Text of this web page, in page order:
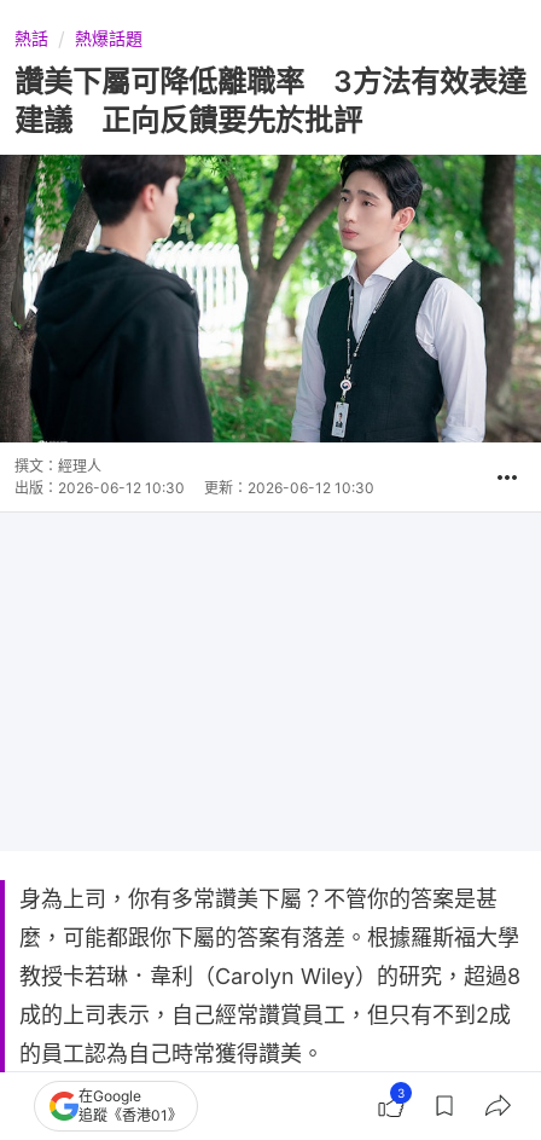
熱話 熱爆話題
讚美下屬可降低離職率 3方法有效表達
建議 正向反饋要先於批評
撰文： 經理人
出版： 2026-06-12 10:30 更新： 2026-06-12 10:30
身為上司，你有多常讚美下屬？不管你的答案是甚
麼，可能都跟你下屬的答案有落差。根據羅斯福大學
教授卡若琳．韋利（Carolyn Wiley）的研究，超過8
成的上司表示，自己經常讚賞員工，但只有不到2成
的員工認為自己時常獲得讚美。
《我想和你聊一聊》作者泰蕾絲．休斯頓（Therese
在Google
追蹤《香港01》
3